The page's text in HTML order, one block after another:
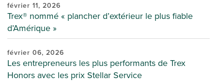
février 11, 2026
Trex® nommé « plancher d’extérieur le plus fiable
d’Amérique »
février 06, 2026
Les entrepreneurs les plus performants de Trex
Honors avec les prix Stellar Service